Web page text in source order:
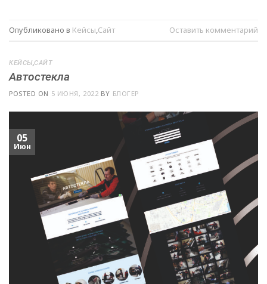
Опубликовано в Кейсы,Сайт Оставить комментарий
КЕЙСЫ,САЙТ
Автостекла
POSTED ON 5 ИЮНЯ, 2022 BY БЛОГЕР
05
Июн